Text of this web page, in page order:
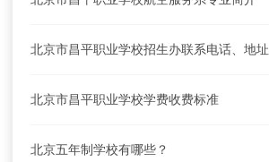
北京市昌平职业学校招生办联系电话、地址
北京市昌平职业学校学费收费标准
北京五年制学校有哪些？